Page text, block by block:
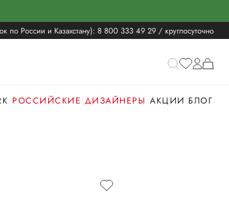
по России и Казахстану): 8 800 333 49 29 / круглосуточно
РОССИЙСКИЕ ДИЗАЙНЕРЫ АКЦИИ БЛОГ